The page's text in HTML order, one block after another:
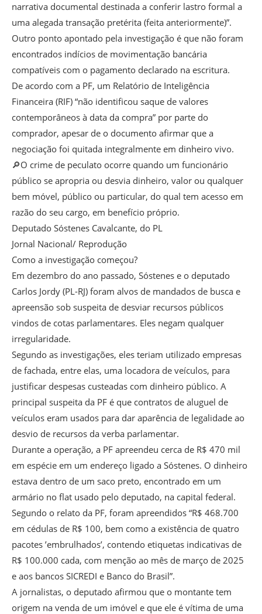
narrativa documental destinada a conferir lastro formal a
uma alegada transação pretérita (feita anteriormente)”.
Outro ponto apontado pela investigação é que não foram
encontrados indícios de movimentação bancária
compatíveis com o pagamento declarado na escritura.
De acordo com a PF, um Relatório de Inteligência
Financeira (RIF) “não identificou saque de valores
contemporâneos à data da compra” por parte do
comprador, apesar de o documento afirmar que a
negociação foi quitada integralmente em dinheiro vivo.
🔎O crime de peculato ocorre quando um funcionário
público se apropria ou desvia dinheiro, valor ou qualquer
bem móvel, público ou particular, do qual tem acesso em
razão do seu cargo, em benefício próprio.
Deputado Sóstenes Cavalcante, do PL
Jornal Nacional/ Reprodução
Como a investigação começou?
Em dezembro do ano passado, Sóstenes e o deputado
Carlos Jordy (PL-RJ) foram alvos de mandados de busca e
apreensão sob suspeita de desviar recursos públicos
vindos de cotas parlamentares. Eles negam qualquer
irregularidade.
Segundo as investigações, eles teriam utilizado empresas
de fachada, entre elas, uma locadora de veículos, para
justificar despesas custeadas com dinheiro público. A
principal suspeita da PF é que contratos de aluguel de
veículos eram usados para dar aparência de legalidade ao
desvio de recursos da verba parlamentar.
Durante a operação, a PF apreendeu cerca de R$ 470 mil
em espécie em um endereço ligado a Sóstenes. O dinheiro
estava dentro de um saco preto, encontrado em um
armário no flat usado pelo deputado, na capital federal.
Segundo o relato da PF, foram apreendidos “R$ 468.700
em cédulas de R$ 100, bem como a existência de quatro
pacotes ’embrulhados’, contendo etiquetas indicativas de
R$ 100.000 cada, com menção ao mês de março de 2025
e aos bancos SICREDI e Banco do Brasil”.
A jornalistas, o deputado afirmou que o montante tem
origem na venda de um imóvel e que ele é vítima de uma